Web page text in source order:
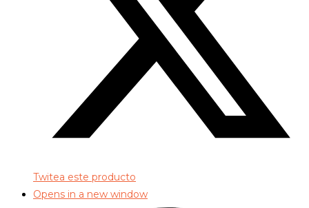
Twitea este producto
Opens in a new window